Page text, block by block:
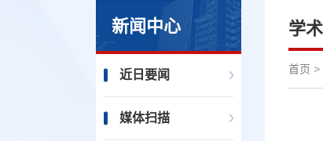
新闻中心
近日要闻
媒体扫描
学
首页 >